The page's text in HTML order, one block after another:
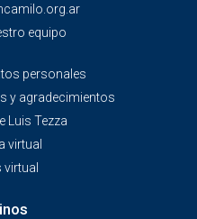
equipo
personales
y agradecimientos
Luis Tezza
virtual